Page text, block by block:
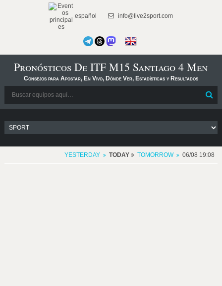
español info@live2sport.com
Pronósticos De ITF M15 Santiago 4 Men
Consejos para Apostar, En Vivo, Dónde Ver, Estadísticas y Resultados
YESTERDAY TODAY TOMORROW 06/08 19:08